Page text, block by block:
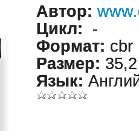
Автор:
Цикл: -
Формат: cbr
Размер:
Язык: